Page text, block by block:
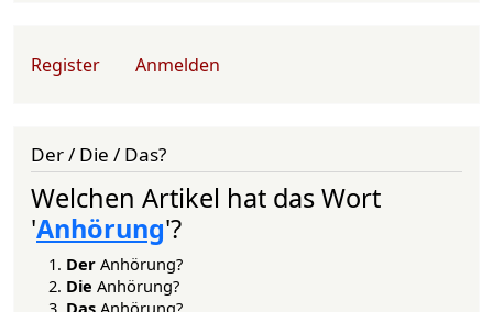
User account menu
Register Anmelden
Der / Die / Das?
Welchen Artikel hat das Wort
'Anhörung'?
Der Anhörung?
Die Anhörung?
Das Anhörung?